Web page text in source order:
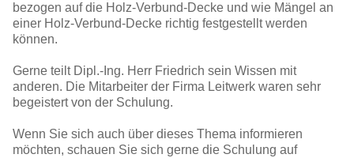
bezogen auf die Holz-Verbund-Decke und wie Mängel an
einer Holz-Verbund-Decke richtig festgestellt werden
können.
Gerne teilt Dipl.-Ing. Herr Friedrich sein Wissen mit
anderen. Die Mitarbeiter der Firma Leitwerk waren sehr
begeistert von der Schulung.
Wenn Sie sich auch über dieses Thema informieren
möchten, schauen Sie sich gerne die Schulung auf